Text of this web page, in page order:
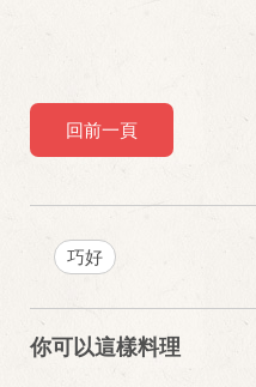
回前一頁
巧好
你可以這樣料理